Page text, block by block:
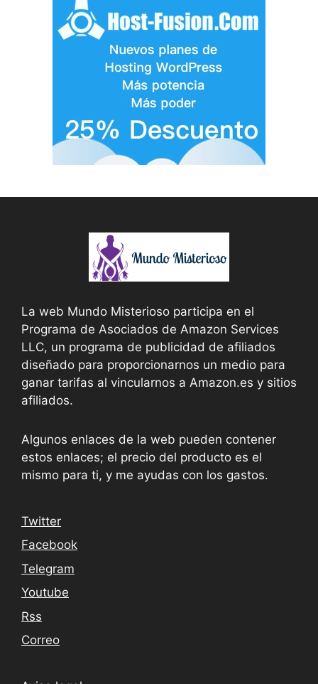
La web Mundo Misterioso participa en el
Programa de Asociados de Amazon Services
LLC, un programa de publicidad de afiliados
diseñado para proporcionarnos un medio para
ganar tarifas al vincularnos a Amazon.es y sitios
afiliados.
Algunos enlaces de la web pueden contener
estos enlaces; el precio del producto es el
mismo para ti, y me ayudas con los gastos.
Twitter
Facebook
Telegram
Youtube
Rss
Correo